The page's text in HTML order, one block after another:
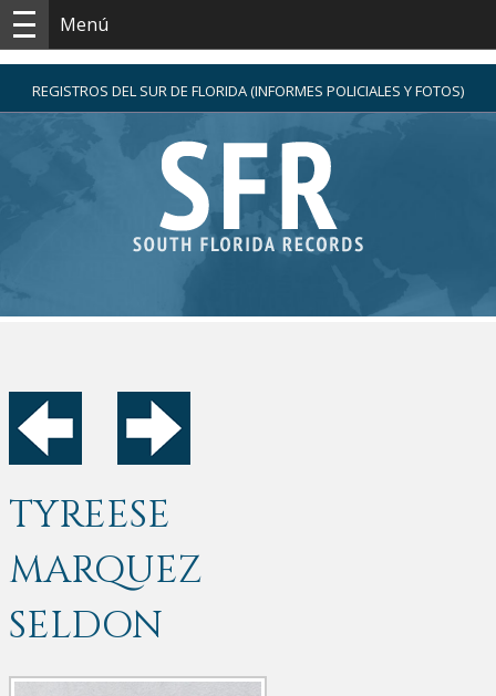
Menú
REGISTROS DEL SUR DE FLORIDA (INFORMES POLICIALES Y FOTOS)
TYREESE
MARQUEZ
SELDON